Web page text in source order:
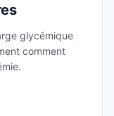
glycémique
comment